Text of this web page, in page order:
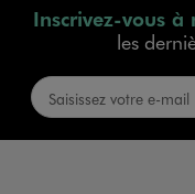
Inscrivez-vous à
les